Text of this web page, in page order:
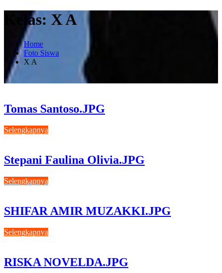
Kelas: X A
Home
Foto Siswa
X A
Tomas Santoso.JPG
Selengkapnya
Stepani Faulina Olivia.JPG
Selengkapnya
SHIFAR AMIR MUZAKKI.JPG
Selengkapnya
RISKA NOVELDA.JPG